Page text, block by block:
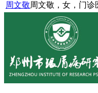
周文敬周文敬，女，门